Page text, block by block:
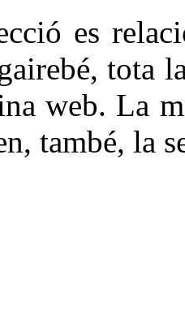
es
tota
web. La
també, la